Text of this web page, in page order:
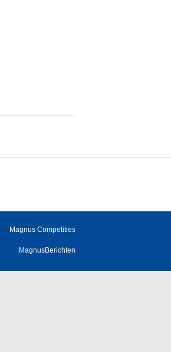
Magnus Competities
MagnusBerichten